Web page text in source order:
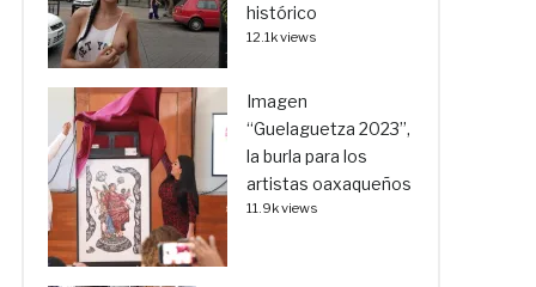
histórico
12.1k views
Imagen
“Guelaguetza 2023”,
la burla para los
artistas oaxaqueños
11.9k views